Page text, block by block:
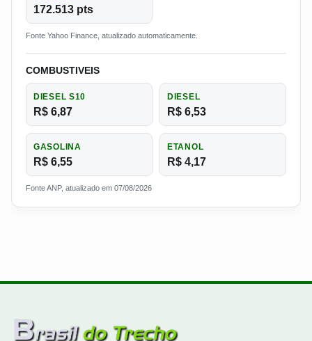
172.513 pts
Fonte Yahoo Finance, atualizado automaticamente.
COMBUSTIVEIS
DIESEL S10
R$ 6,87
DIESEL
R$ 6,53
GASOLINA
R$ 6,55
ETANOL
R$ 4,17
Fonte ANP, atualizado em 07/08/2026